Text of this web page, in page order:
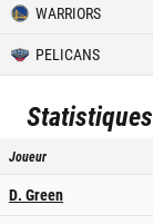
WARRIORS
PELICANS
Statistiques
Joueur
D. Green